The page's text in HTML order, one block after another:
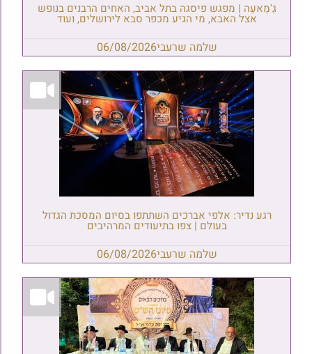
גַ'מַאעַה | מפגש פיסגה בתל אביב, האחים הרבנים בנופש
אצל האבא, מי הגיע מכפר סבא לירושלים, ועוד
שלמה שרעבי06/08/2026
רגע נדיר: אלפי אברכים השתתפו בסיום המסכת הגדול
בעולם | צפו בתיעודים המרהיבים
שלמה שרעבי06/08/2026